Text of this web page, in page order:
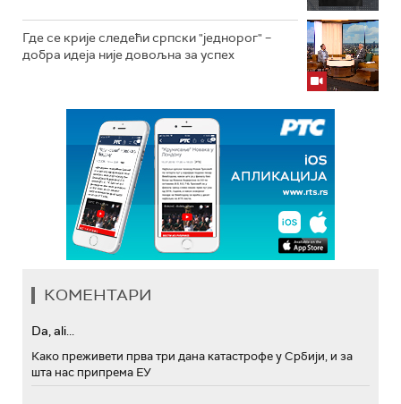
Где се крије следећи српски "једнорог" –
добра идеја није довољна за успех
КОМЕНТАРИ
Da, ali...
Како преживети прва три дана катастрофе у Србији, и за
шта нас припрема ЕУ